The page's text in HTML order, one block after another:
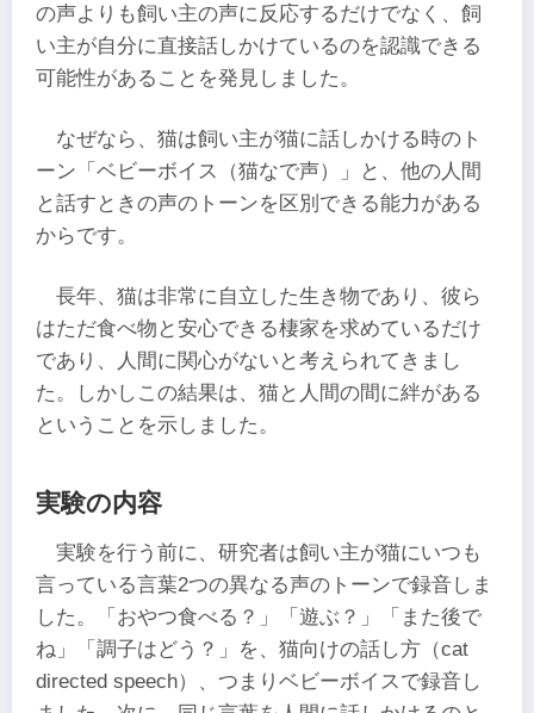
の声よりも飼い主の声に反応するだけでなく、飼
い主が自分に直接話しかけているのを認識できる
可能性があることを発見しました。
なぜなら、猫は飼い主が猫に話しかける時のト
ーン「ベビーボイス（猫なで声）」と、他の人間
と話すときの声のトーンを区別できる能力がある
からです。
長年、猫は非常に自立した生き物であり、彼ら
はただ食べ物と安心できる棲家を求めているだけ
であり、人間に関心がないと考えられてきまし
た。しかしこの結果は、猫と人間の間に絆がある
ということを示しました。
実験の内容
実験を行う前に、研究者は飼い主が猫にいつも
言っている言葉2つの異なる声のトーンで録音しま
した。「おやつ食べる？」「遊ぶ？」「また後で
ね」「調子はどう？」を、猫向けの話し方（cat
directed speech）、つまりベビーボイスで録音し